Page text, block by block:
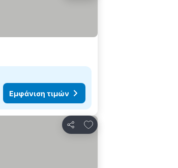
Εμφάνιση τιμών
Κοινοποίηση
Προσθήκη στα